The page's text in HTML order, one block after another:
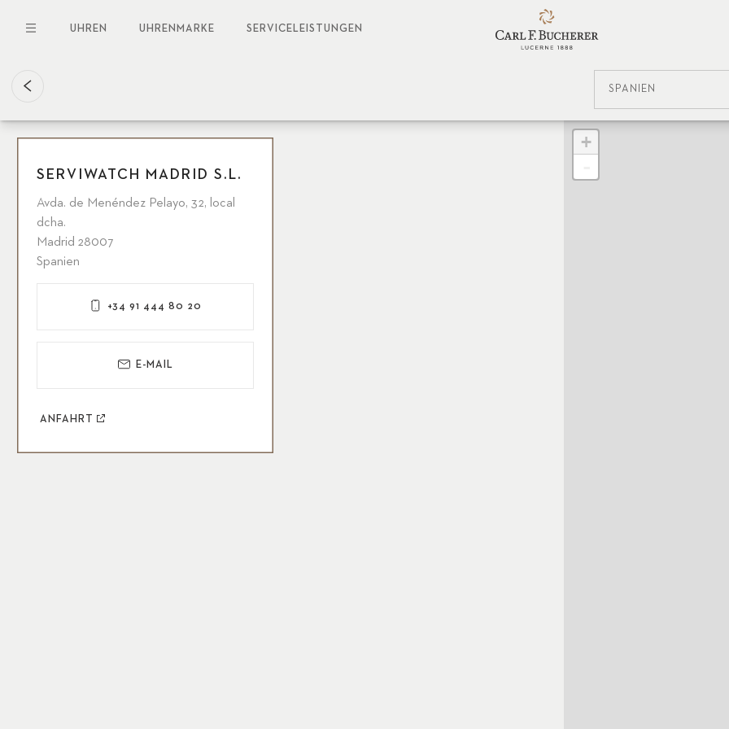
UHREN UHRENMARKE SERVICELEISTUNGEN
SPANIEN
SERVIWATCH MADRID S.L.
Avda. de Menéndez Pelayo, 32, local
dcha.
Madrid 28007
Spanien
+34 91 444 80 20
E-MAIL
ANFAHRT
+